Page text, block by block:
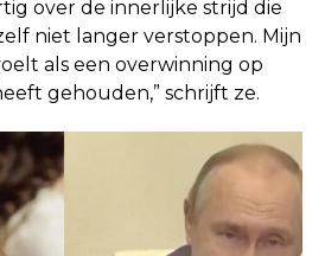
over de innerlijke strijd die
niet langer verstoppen. Mijn
als een overwinning op
gehouden,” schrijft ze.